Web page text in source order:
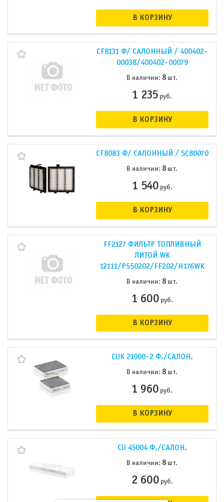
В КОРЗИНУ
CF8131 Ф/ САЛОННЫЙ / 400402-
00038/400402-00079
В наличии: 8 шт.
1 235 руб.
В КОРЗИНУ
CF8083 Ф/ САЛОННЫЙ / SC80070
В наличии: 8 шт.
1 540руб.
В КОРЗИНУ
FF2127 ФИЛЬТР ТОПЛИВНЫЙ
ЛИТОЙ WK
12111/P550202/FF202/H176WK
В наличии: 8 шт.
1 600руб.
В КОРЗИНУ
CUK 21000-2 Ф./САЛОН.
В наличии: 8 шт.
1 960 руб.
В КОРЗИНУ
CU 45004 Ф./САЛОН.
В наличии: 8 шт.
2 600руб.